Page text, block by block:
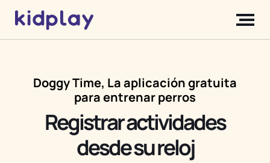
Doggy Time, La aplicación gratuita
para entrenar perros
Registrar actividades
desde su reloj